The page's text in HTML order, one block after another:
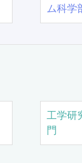
ム科学
工学研
門